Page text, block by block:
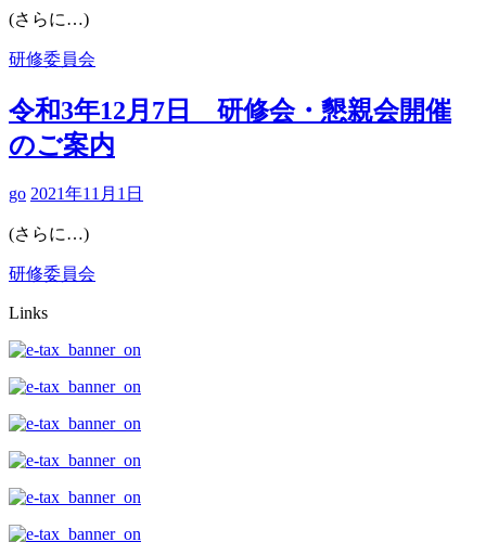
(さらに…)
研修委員会
令和3年12月7日 研修会・懇親会開催
のご案内
go 2021年11月1日
(さらに…)
研修委員会
Links